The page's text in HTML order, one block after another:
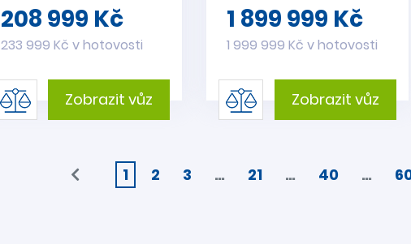
208 999 Kč
233 999 Kč v hotovosti
Zobrazit vůz
1 899 999 Kč
1 999 999 Kč v hotovosti
Zobrazit vůz
1 2 3 … 21 … 40 …